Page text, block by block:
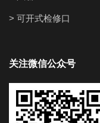
> 可开式检修口
关注微信公众号